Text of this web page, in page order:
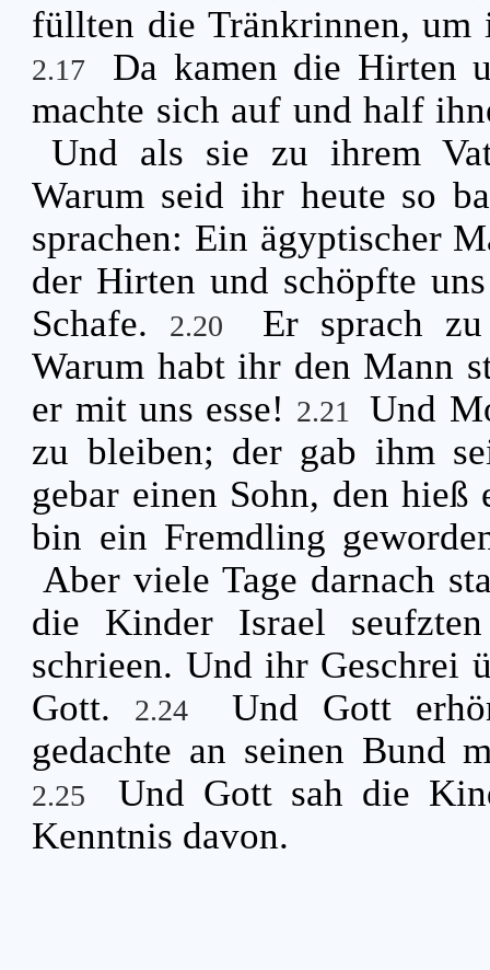
füllten die Tränkrinnen, um
2.17
Da kamen die Hirten
machte sich auf und half
Und als sie zu ihrem
Warum seid ihr heute so
sprachen: Ein ägyptischer
der Hirten und schöpfte
Schafe.
2.20
Er sprach
Warum habt ihr den Mann
er mit uns esse! 2.21
Und
zu bleiben; der gab ihm
gebar einen Sohn, den
bin ein Fremdling
Aber viele Tage darnach
die Kinder Israel
schrieen. Und ihr Geschrei
Gott.
2.24
Und Gott
gedachte an seinen Bund
2.25
Und Gott sah die
Kenntnis davon.